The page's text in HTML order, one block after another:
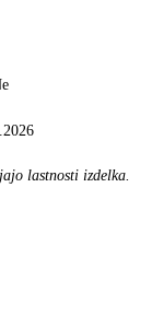
lastnosti izdelka.